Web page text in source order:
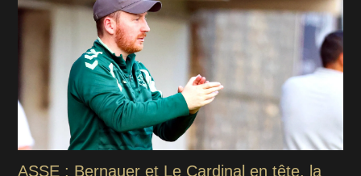
ASSE : Bernauer et Le Cardinal en tête, la